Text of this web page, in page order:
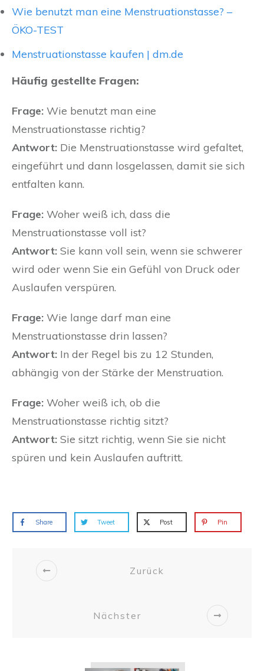
Wie benutzt man eine Menstruationstasse? –
ÖKO-TEST
Menstruationstasse kaufen | dm.de
Häufig gestellte Fragen:
Frage: Wie benutzt man eine
Menstruationstasse richtig?
Antwort: Die Menstruationstasse wird gefaltet,
eingeführt und dann losgelassen, damit sie sich
entfalten kann.
Frage: Woher weiß ich, dass die
Menstruationstasse voll ist?
Antwort: Sie kann voll sein, wenn sie schwerer
wird oder wenn Sie ein Gefühl von Druck oder
Auslaufen verspüren.
Frage: Wie lange darf man eine
Menstruationstasse drin lassen?
Antwort: In der Regel bis zu 12 Stunden,
abhängig von der Stärke der Menstruation.
Frage: Woher weiß ich, ob die
Menstruationstasse richtig sitzt?
Antwort: Sie sitzt richtig, wenn Sie sie nicht
spüren und kein Auslaufen auftritt.
Share Tweet Post Pin
Zurück
Nächster